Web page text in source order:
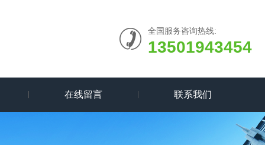
全国服务咨询热线:
13501943454
在线留言 联系我们